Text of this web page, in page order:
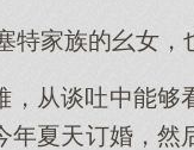
特家族的幺女，
从谈吐中能
夏天订婚，